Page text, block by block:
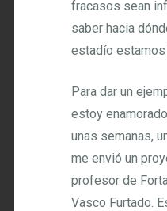
fracasos sean
saber hacia
estadío estamos
Para dar un
estoy
unas semanas,
me envió un
profesor de
Vasco Furtado.